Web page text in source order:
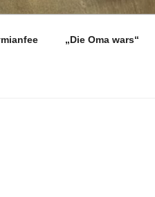
„Die Oma wars“